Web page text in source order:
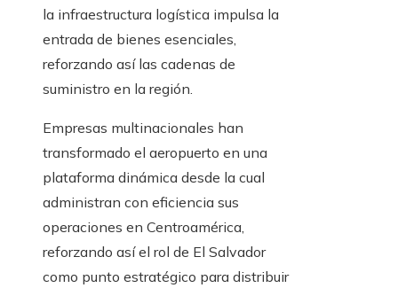
la infraestructura logística impulsa la
entrada de bienes esenciales,
reforzando así las cadenas de
suministro en la región.
Empresas multinacionales han
transformado el aeropuerto en una
plataforma dinámica desde la cual
administran con eficiencia sus
operaciones en Centroamérica,
reforzando así el rol de El Salvador
como punto estratégico para distribuir